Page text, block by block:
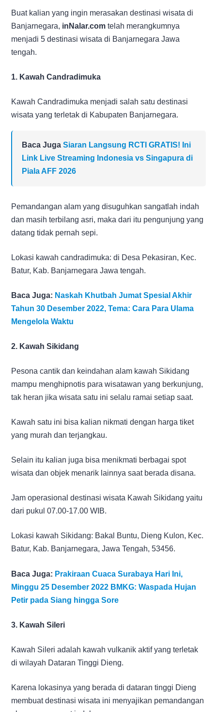
Buat kalian yang ingin merasakan destinasi wisata di
Banjarnegara, inNalar.com telah merangkumnya
menjadi 5 destinasi wisata di Banjarnegara Jawa
tengah.
1. Kawah Candradimuka
Kawah Candradimuka menjadi salah satu destinasi
wisata yang terletak di Kabupaten Banjarnegara.
Baca Juga Siaran Langsung RCTI GRATIS! Ini
Link Live Streaming Indonesia vs Singapura di
Piala AFF 2026
Pemandangan alam yang disuguhkan sangatlah indah
dan masih terbilang asri, maka dari itu pengunjung yang
datang tidak pernah sepi.
Lokasi kawah candradimuka: di Desa Pekasiran, Kec.
Batur, Kab. Banjarnegara Jawa tengah.
Baca Juga: Naskah Khutbah Jumat Spesial Akhir
Tahun 30 Desember 2022, Tema: Cara Para Ulama
Mengelola Waktu
2. Kawah Sikidang
Pesona cantik dan keindahan alam kawah Sikidang
mampu menghipnotis para wisatawan yang berkunjung,
tak heran jika wisata satu ini selalu ramai setiap saat.
Kawah satu ini bisa kalian nikmati dengan harga tiket
yang murah dan terjangkau.
Selain itu kalian juga bisa menikmati berbagai spot
wisata dan objek menarik lainnya saat berada disana.
Jam operasional destinasi wisata Kawah Sikidang yaitu
dari pukul 07.00-17.00 WIB.
Lokasi kawah Sikidang: Bakal Buntu, Dieng Kulon, Kec.
Batur, Kab. Banjarnegara, Jawa Tengah, 53456.
Baca Juga: Prakiraan Cuaca Surabaya Hari Ini,
Minggu 25 Desember 2022 BMKG: Waspada Hujan
Petir pada Siang hingga Sore
3. Kawah Sileri
Kawah Sileri adalah kawah vulkanik aktif yang terletak
di wilayah Dataran Tinggi Dieng.
Karena lokasinya yang berada di dataran tinggi Dieng
membuat destinasi wisata ini menyajikan pemandangan